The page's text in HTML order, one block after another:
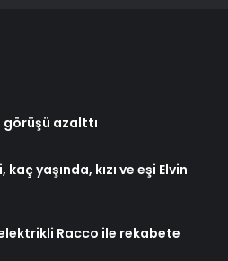
görüşü azalttı
yaşında, kızı ve eşi Elvin
Racco ile rekabete